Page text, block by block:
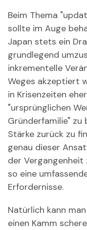
Beim Thema
sollte im Auge
Japan stets ein
grundlegend
inkrementelle
Weges akzeptiert
in Krisenzeiten
"ursprünglichen
Gründerfamilie" zu
Stärke zurück zu
genau dieser
der
so eine
Erfordernisse.
Natürlich kann
einen Kamm